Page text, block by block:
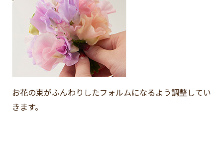
お花の束がふんわりしたフォルムになるよう調整してい
きます。